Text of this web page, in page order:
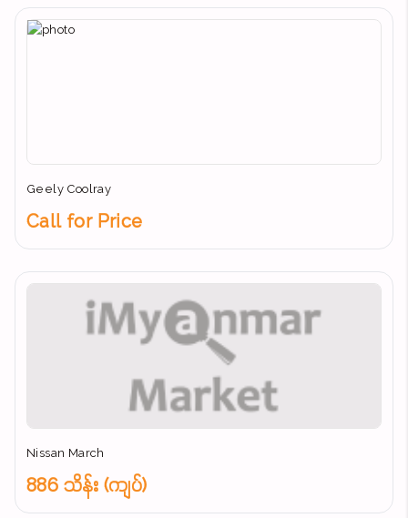
Geely Coolray
Call for Price
Nissan March
886 သိန်း (ကျပ်)